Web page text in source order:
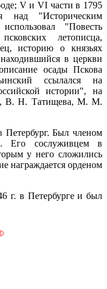
V и VI части в 1795
над "Историческим
"Повесть
летописца,
историю о князьях
в церкви
осады Пскова
ссылался на
истории", на
В. Н. Татищева, М. М.
Был членом
Его сослуживцем в
у него сложились
награждается орденом
г. в Петербурге и был